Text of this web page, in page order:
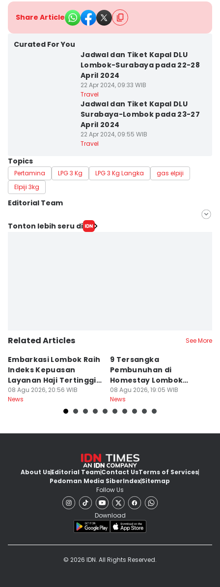
Share Article
Curated For You
Jadwal dan Tiket Kapal DLU
Lombok-Surabaya pada 22-28
April 2024
22 Apr 2024, 09:33 WIB
Travel
Jadwal dan Tiket Kapal DLU
Surabaya-Lombok pada 23-27
April 2024
22 Apr 2024, 09:55 WIB
Travel
Topics
Pertamina LPG 3 Kg LPG 3 Kg Langka
gas elpiji
Elpiji 3kg
Editorial Team
Editor
Tonton lebih seru di
Related Articles See More
Embarkasi Lombok Raih
Indeks Kepuasan
Layanan Haji Tertinggi
Nasional
08 Agu 2026, 20:56 WIB
News
9 Tersangka
Pembunuhan di
Homestay Lombok
Barat Dilimpahkan ke
Jaksa
08 Agu 2026, 19:05 WIB
News
About UsEditorial TeamContact UsTerms of Services
Pedoman Media SiberIndexSitemap
Follow Us
Download
© 2026 IDN. All Rights Reserved.